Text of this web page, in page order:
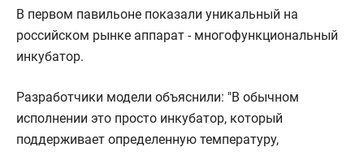
В первом павильоне показали уникальный на
российском рынке аппарат - многофункциональный
инкубатор.
Разработчики модели объяснили: "В обычном
исполнении это просто инкубатор, который
поддерживает определенную температуру,